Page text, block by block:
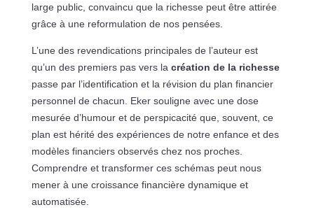
large public, convaincu que la richesse peut être attirée
grâce à une reformulation de nos pensées.
L’une des revendications principales de l’auteur est
qu’un des premiers pas vers la création de la richesse
passe par l’identification et la révision du plan financier
personnel de chacun. Eker souligne avec une dose
mesurée d’humour et de perspicacité que, souvent, ce
plan est hérité des expériences de notre enfance et des
modèles financiers observés chez nos proches.
Comprendre et transformer ces schémas peut nous
mener à une croissance financière dynamique et
automatisée.